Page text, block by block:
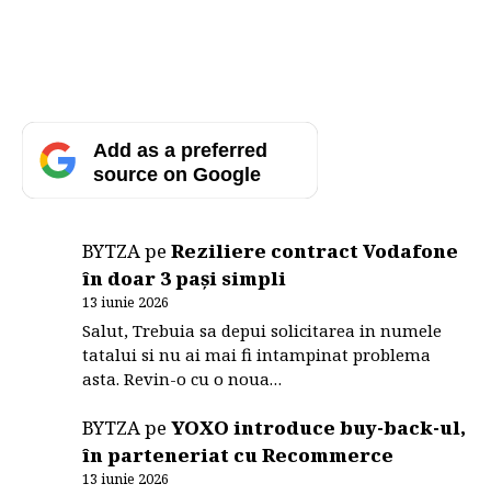
Add as a preferred
source on Google
BYTZApeReziliere contract Vodafone
în doar 3 pași simpli
13 iunie 2026
Salut, Trebuia sa depui solicitarea in numele
tatalui si nu ai mai fi intampinat problema
asta. Revin-o cu o noua…
BYTZApeYOXO introduce buy-back-ul,
în parteneriat cu Recommerce
13 iunie 2026